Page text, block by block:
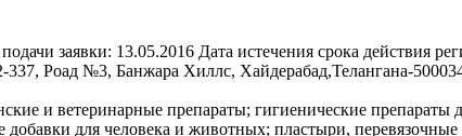
заявки: 13.05.2016 Дата истечения срока действия
337, Роад №3, Банжара Хиллс, Хайдерабад,Телангана-
добавки пищевые из пыльцы растений; добавки пищевые из ростков пшеницы; добавки пищевые из семян льна; добавки пищевые ферментные; дрожжи для фармацевтических целей; желатин для медицинских целей; жир рыбий; изотопы для медицинских целей; инсектициды; йод для фармацевтических целей; йодиды для фармацевтических целей; йодиды щелочных металлов для фармацевтических целей; йодоформ; каломель; камень виннокислый для фармацевтических целей; камень винный для фармацевтических целей; камфора для медицинских целей; капсулы для лекарств; капсулы для фармацевтических целей; карандаши гемостатические; карандаши для лечения бородавок; карандаши каустические; карандаши от головной боли; карбонил [противопаразитарное средство]; каустики для фармацевтических целей; кашу для фармацевтических целей; квассия для медицинских целей; квебрахо для медицинских целей; кислород для медицинских целей; кислота галловая для фармацевтических целей; кислоты для фармацевтических целей; клеи для зубных протезов; клей хирургический; клетки стволовые для ветеринарных целей; клетки стволовые для медицинских целей; кокаин; коллаген для медицинских целей; коллодий для фармацевтических целей; кольца противомозольные для ног; кольца противоревматические; конфеты лекарственные; кора ангустура для медицинских целей; кора деревьев для фармацевтических целей; кора кедрового дерева, используемая в качестве репеллента; кора кондураговая для медицинских целей; кора кротоновая; кора мангрового дерева для фармацевтических целей; кора миробалана для фармацевтических целей; кора хинного дерева для медицинских целей; корма лечебные для животных; корни лекарственные; корни ревеня для фармацевтических целей; корпия для медицинских целей; крахмал для диетических или фармацевтических целей; креозот для фармацевтических целей; кровь для медицинских целей; культуры микроорганизмов для медицинских или ветеринарных целей; кураре; лаки для зубов; лакричник для фармацевтических целей; лактоза для фармацевтических целей; леденцы лекарственные; лейкопластыри; лекарства от запоров; ленты клейкие для медицинских целей; лецитин для медицинских целей; лосьоны для ветеринарных целей; лосьоны для собак; лосьоны для фармацевтических целей; лубриканты для интимных целей; лупулин для фармацевтических целей; магнезия для фармацевтических целей; мази; мази для фармацевтических целей; мази от солнечных ожогов; мази ртутные; мази, предохраняющие от обморожения, для фармацевтических целей; марля для перевязок; масла лекарственные; масло горчичное для медицинских целей; масло камфорное для медицинских целей; масло касторовое для медицинских целей; масло терпентинное для фармацевтических целей; масло укропное для медицинских целей; мастики для зубов; материалы абразивные стоматологические; материалы для зубных слепков; материалы для пломбирования зубов; материалы перевязочные медицинские; материалы хирургические перевязочные; медикаменты; медикаменты для ветеринарных целей; медикаменты для серотерапии; медикаменты для человека; медикаменты стоматологические; ментол; микстуры; молескин для медицинских целей; молоко миндальное для фармацевтических целей; молоко сухое для детей; молочко маточное пчелиное для фармацевтических целей; молочные ферменты для фармацевтических целей; мох ирландский для медицинских целей; мука для фармацевтических целей; мука из льняного семени для фармацевтических целей; мука рыбная для фармацевтических целей; мухоловки клейкие; мята для фармацевтических целей; напитки диетические для медицинских целей; напитки из солодового молока для медицинских целей; наркотики; настои лекарственные; настойка йода; настойка эвкалипта для фармацевтических целей; настойки для медицинских целей; опий; оподельдок; отвары для фармацевтических целей; ошейники противопаразитарные для животных; палочки ватные для медицинских целей; тампоны ватные для медицинских целей; палочки лакричные для фармацевтических целей; палочки серные [дезинфицирующие средства]; пастилки для фармацевтических целей; пектины для фармацевтических целей; пепсины для фармацевтических целей; пептоны для фармацевтических целей; пероксид водорода для медицинских целей; пестициды; пиявки медицинские; плазма крови; повязки глазные, используемые в медицинских целях; повязки для горячих компрессов; повязки для компрессов; повязки наплечные